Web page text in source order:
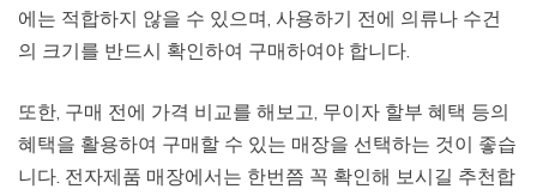
에는 적합하지 않을 수 있으며, 사용하기 전에 의류나 수건
의 크기를 반드시 확인하여 구매하여야 합니다.
또한, 구매 전에 가격 비교를 해보고, 무이자 할부 혜택 등의
혜택을 활용하여 구매할 수 있는 매장을 선택하는 것이 좋습
니다. 전자제품 매장에서는 한번쯤 꼭 확인해 보시길 추천합